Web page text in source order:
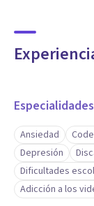
Especialidades
Ansiedad
Depresión
Dificultades
Adicción a los